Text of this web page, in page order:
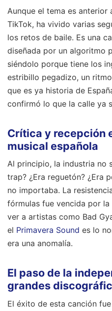
Aunque el tema es anterior
TikTok, ha vivido varias
los retos de baile. Es una
diseñada por un algoritmo
siéndolo porque tiene los
estribillo pegadizo, un
que es ya historia de
confirmó lo que la calle ya
Crítica y recepción
musical española
Al principio, la industria no
trap? ¿Era reguetón? ¿Era
no importaba. La
fórmulas fue vencida por
ver a artistas como Bad
el Primavera Sound es lo
era una anomalía.
El paso de la
grandes
El éxito de esta canción